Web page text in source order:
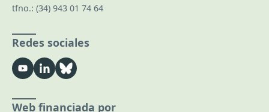
tfno.: (34) 943 01 74 64
Redes sociales
Web financiada por